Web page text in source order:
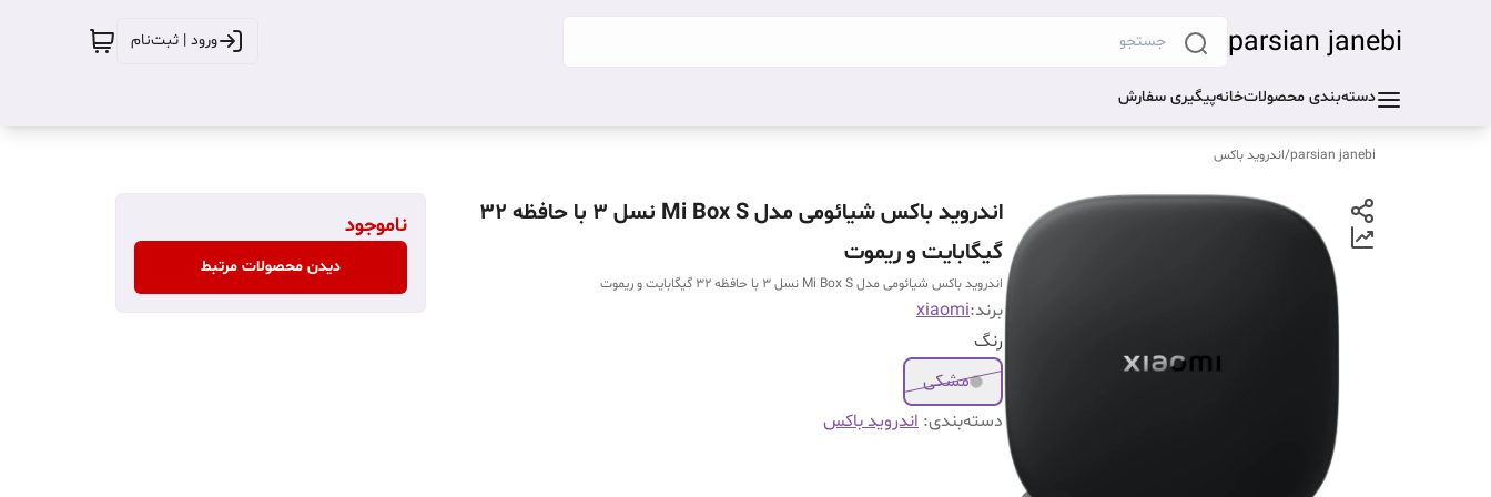
parsian janebi ورود | ثبت‌نام
دسته‌بندی محصولاتخانهپیگیری سفارش
parsian janebi
/اندروید باکس
اندروید باکس شیائومی مدل Mi Box S نسل ۳ با حافظه ۳۲
گیگابایت و ریموت
اندروید باکس شیائومی مدل Mi Box S نسل ۳ با حافظه ۳۲ گیگابایت و ریموت
برند:xiaomi
رنگ
مشکی
دسته‌بندی: اندروید باکس
ناموجود
دیدن محصولات مرتبط